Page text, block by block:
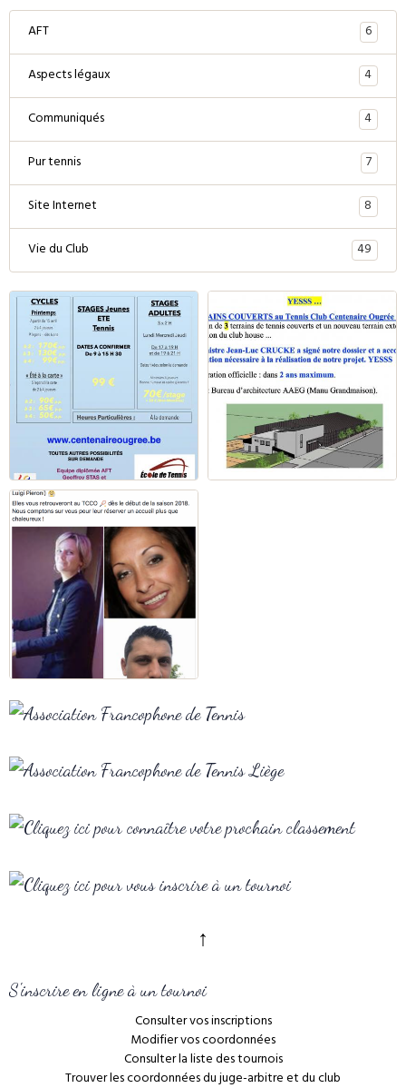
AFT
6
Aspects légaux
4
Communiqués
4
Pur tennis
7
Site Internet
8
Vie du Club
49
↑
S'inscrire en ligne à un tournoi
Consulter vos inscriptions
Modifier vos coordonnées
Consulter la liste des tournois
Trouver les coordonnées du juge-arbitre et du club